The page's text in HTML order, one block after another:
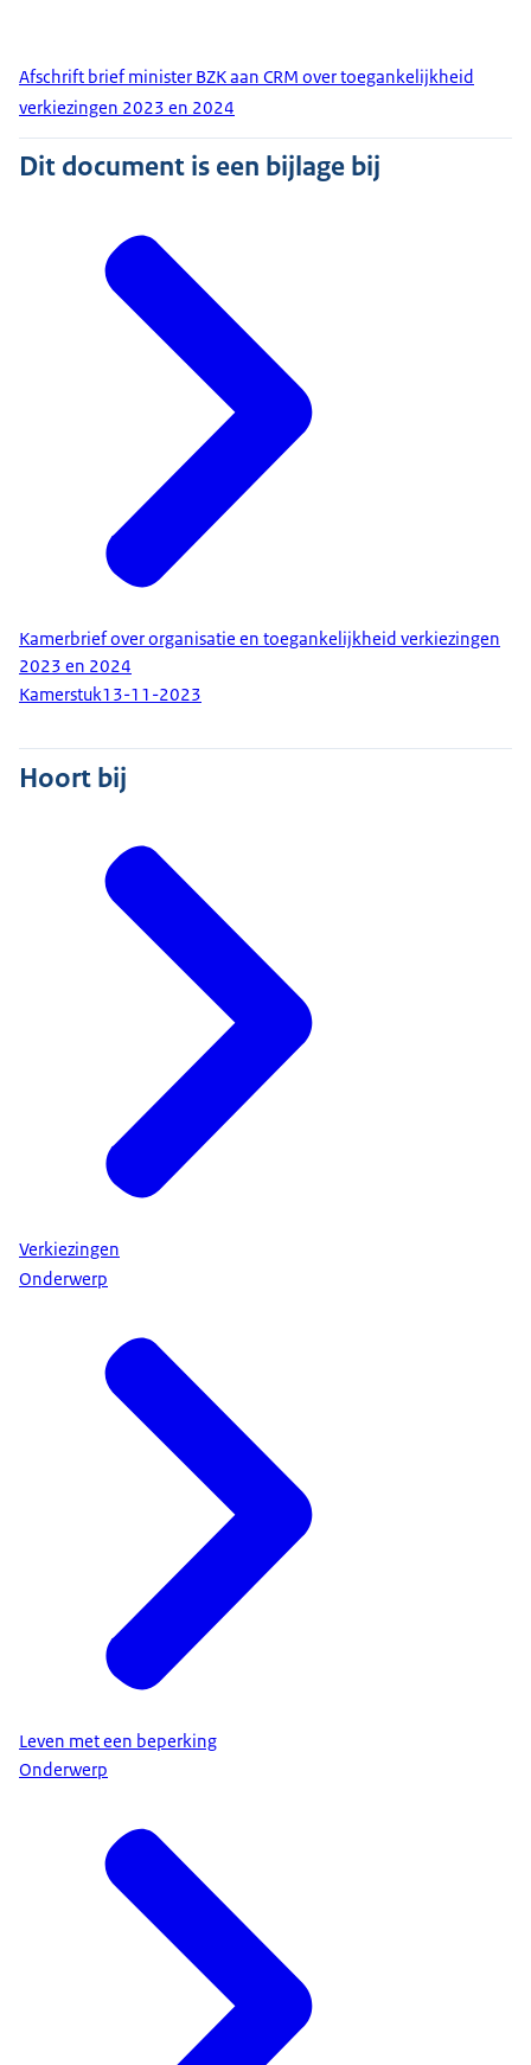
Afschrift brief minister BZK aan CRM over toegankelijkheid
verkiezingen 2023 en 2024
Dit document is een bijlage bij
Kamerbrief over organisatie en toegankelijkheid verkiezingen
2023 en 2024
Kamerstuk13-11-2023
Hoort bij
Verkiezingen
Onderwerp
Leven met een beperking
Onderwerp